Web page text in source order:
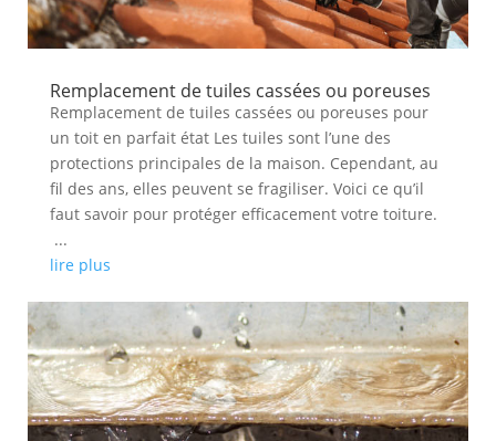
Remplacement de tuiles cassées ou poreuses
Remplacement de tuiles cassées ou poreuses pour
un toit en parfait état Les tuiles sont l’une des
protections principales de la maison. Cependant, au
fil des ans, elles peuvent se fragiliser. Voici ce qu’il
faut savoir pour protéger efficacement votre toiture.
...
lire plus